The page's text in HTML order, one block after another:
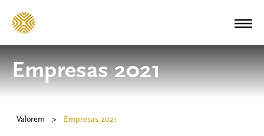
Empresas 2021
Valorem > Empresas 2021